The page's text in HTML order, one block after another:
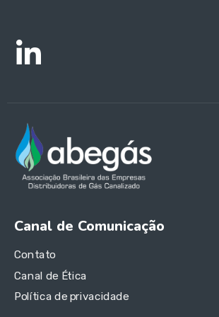
Canal de Comunicação
Contato
Canal de Ética
Política de privacidade